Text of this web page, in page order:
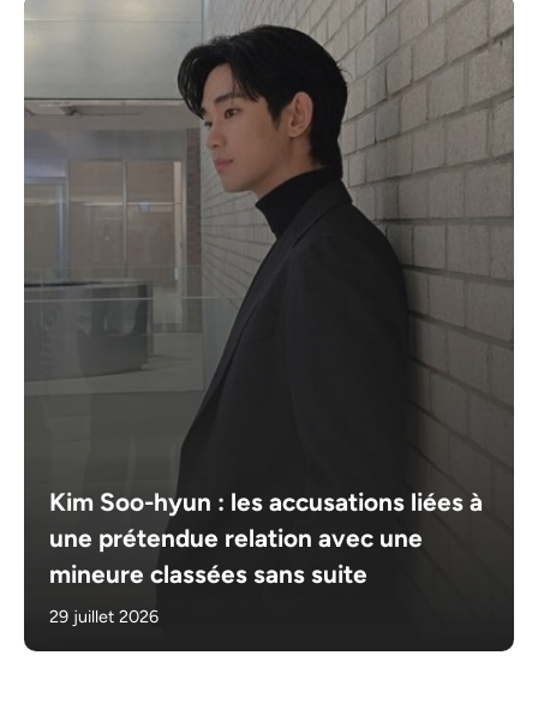
Kim Soo-hyun : les accusations liées à
une prétendue relation avec une
mineure classées sans suite
29 juillet 2026